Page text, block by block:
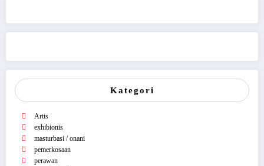
Kategori
Artis
exhibionis
masturbasi / onani
pemerkosaan
perawan